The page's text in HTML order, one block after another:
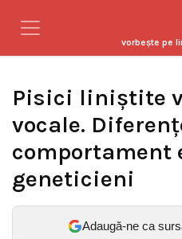
vorbeşte pe
Pisici liniștite
vocale.
comportament
geneticieni
Adaugă-ne ca